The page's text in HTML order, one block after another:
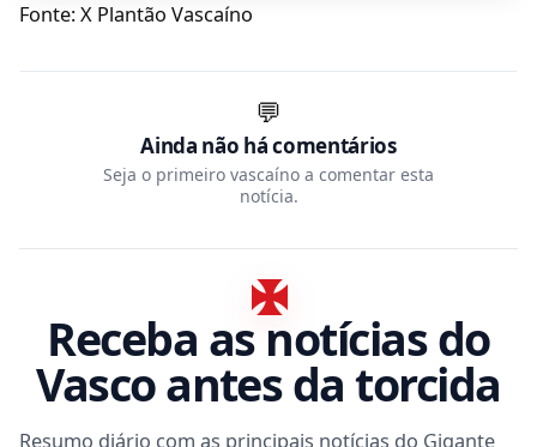
Fonte: X Plantão Vascaíno
💬
Ainda não há comentários
Seja o primeiro vascaíno a comentar esta
notícia.
Receba as notícias do
Vasco antes da torcida
Resumo diário com as principais notícias do Gigante